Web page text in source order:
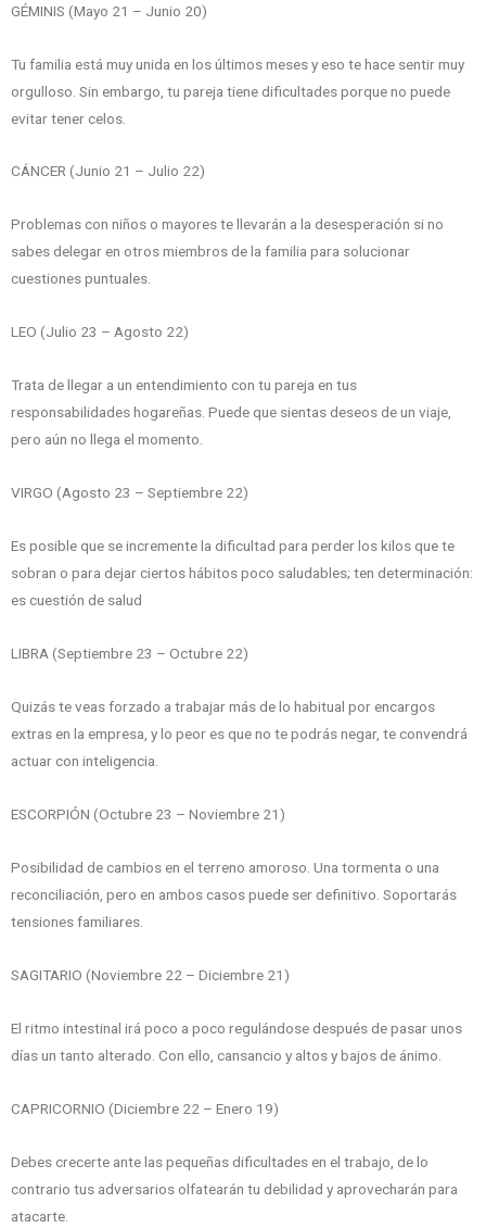
GÉMINIS (Mayo 21 – Junio 20)
Tu familia está muy unida en los últimos meses y eso te hace sentir muy
orgulloso. Sin embargo, tu pareja tiene dificultades porque no puede
evitar tener celos.
CÁNCER (Junio 21 – Julio 22)
Problemas con niños o mayores te llevarán a la desesperación si no
sabes delegar en otros miembros de la familia para solucionar
cuestiones puntuales.
LEO (Julio 23 – Agosto 22)
Trata de llegar a un entendimiento con tu pareja en tus
responsabilidades hogareñas. Puede que sientas deseos de un viaje,
pero aún no llega el momento.
VIRGO (Agosto 23 – Septiembre 22)
Es posible que se incremente la dificultad para perder los kilos que te
sobran o para dejar ciertos hábitos poco saludables; ten determinación:
es cuestión de salud
LIBRA (Septiembre 23 – Octubre 22)
Quizás te veas forzado a trabajar más de lo habitual por encargos
extras en la empresa, y lo peor es que no te podrás negar, te convendrá
actuar con inteligencia.
ESCORPIÓN (Octubre 23 – Noviembre 21)
Posibilidad de cambios en el terreno amoroso. Una tormenta o una
reconciliación, pero en ambos casos puede ser definitivo. Soportarás
tensiones familiares.
SAGITARIO (Noviembre 22 – Diciembre 21)
El ritmo intestinal irá poco a poco regulándose después de pasar unos
días un tanto alterado. Con ello, cansancio y altos y bajos de ánimo.
CAPRICORNIO (Diciembre 22 – Enero 19)
Debes crecerte ante las pequeñas dificultades en el trabajo, de lo
contrario tus adversarios olfatearán tu debilidad y aprovecharán para
atacarte.